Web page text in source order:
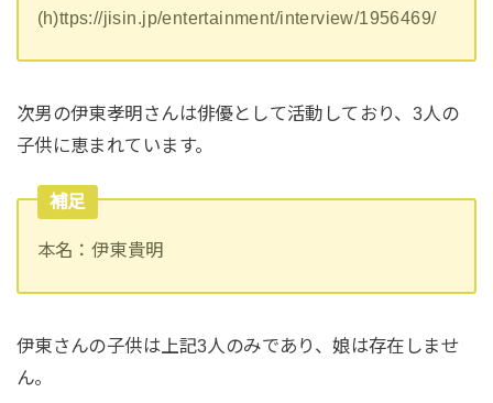
(h)ttps://jisin.jp/entertainment/interview/1956469/
次男の伊東孝明さんは俳優として活動しており、3人の
子供に恵まれています。
補足
本名：伊東貴明
伊東さんの子供は上記3人のみであり、娘は存在しませ
ん。